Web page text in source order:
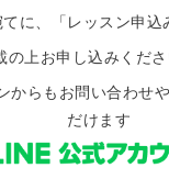
てに、「レッスン申込
の上お申し込みくだ
からもお問い合わせ
だけます